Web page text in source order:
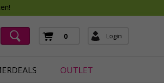
0 Login
OUTLET